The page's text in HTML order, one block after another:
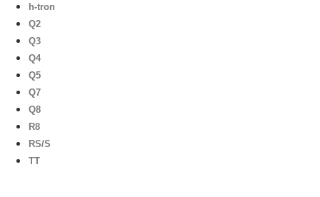
h-tron
Q2
Q3
Q4
Q5
Q7
Q8
R8
RS/S
TT